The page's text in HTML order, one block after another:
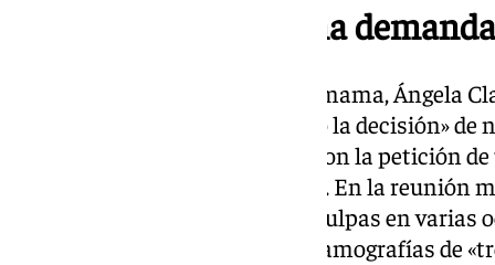
Amama piensa en una
Por su parte, la presidenta de Amama, Ángela
Consejería «no sabe quién tomó la decisión»
mamografías dudosas implicaron la petición
complementaria, una ecografía. En la reunión
Hernández, «que ha pedido disculpas en
a Amama de que revisará las mamografías de